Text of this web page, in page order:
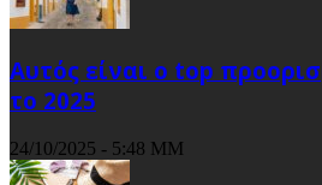
Αυτός είναι ο top
το 2025
24/10/2025 - 5:48 ΜΜ